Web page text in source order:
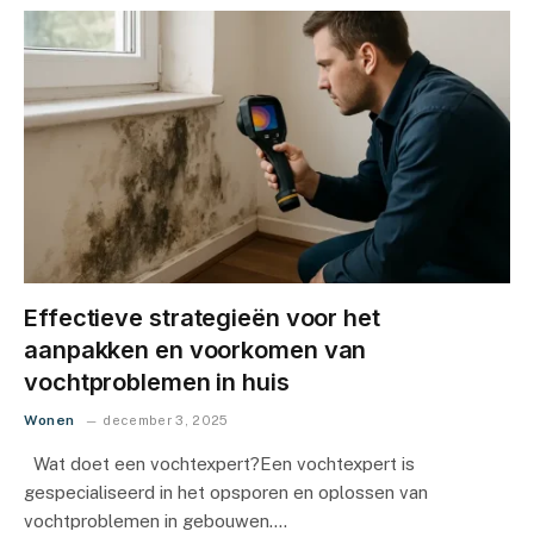
Effectieve strategieën voor het
aanpakken en voorkomen van
vochtproblemen in huis
Wonen december 3, 2025
Wat doet een vochtexpert?Een vochtexpert is
gespecialiseerd in het opsporen en oplossen van
vochtproblemen in gebouwen.…